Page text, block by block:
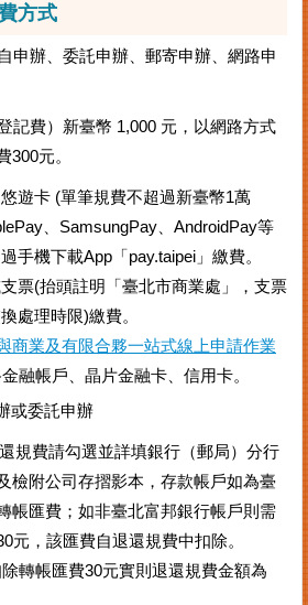
方式
申辦、委託申辦、郵寄申辦、網路申
記費）新臺幣 1,000 元，以網路方式
300元。
遊卡 (單筆規費不超過新臺幣1萬
、SamsungPay、AndroidPay等
手機下載App「pay.taipei」繳費。
票(抬頭註明「臺北市商業處」，支票
處理時限)繳費。
商業及有限合夥一站式線上申請作業
融帳戶、晶片金融卡、信用卡。
或委託申辦
費請勾選並詳填銀行（郵局）分行
檢附公司存摺影本，存款帳戶如為臺
帳匯費；如非臺北富邦銀行帳戶則需
元，該匯費自退還規費中扣除。
除轉帳匯費30元實則退還規費金額為